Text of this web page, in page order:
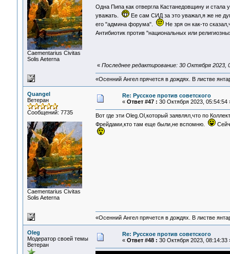
Сaementarius Civitas
Solis Aeterna
Одна Пипа как отвергла Кастанедовщину и стала
уважать.
Ее сам СИД за это уважал,я же не
его "админа форума".
Не зря он как-то
Антибиотик против "национальных или
« Последнее редактирование: 30 Октября 2023,
«Осенний Ангел прячется в дождях. В листве
Quangel
Ветеран
Сообщений: 7735
Сaementarius Civitas
Solis Aeterna
Re: Русское против советского
« Ответ #47 : 30 Октября 2023, 05:54:54
Вот где эти Oleg.Ol,который заявлял,что по
Фрейдами,кто там еще были,не вспомню.
«Осенний Ангел прячется в дождях. В листве
Oleg
Модератор своей темы
Ветеран
Re: Русское против советского
« Ответ #48 : 30 Октября 2023, 08:14:33